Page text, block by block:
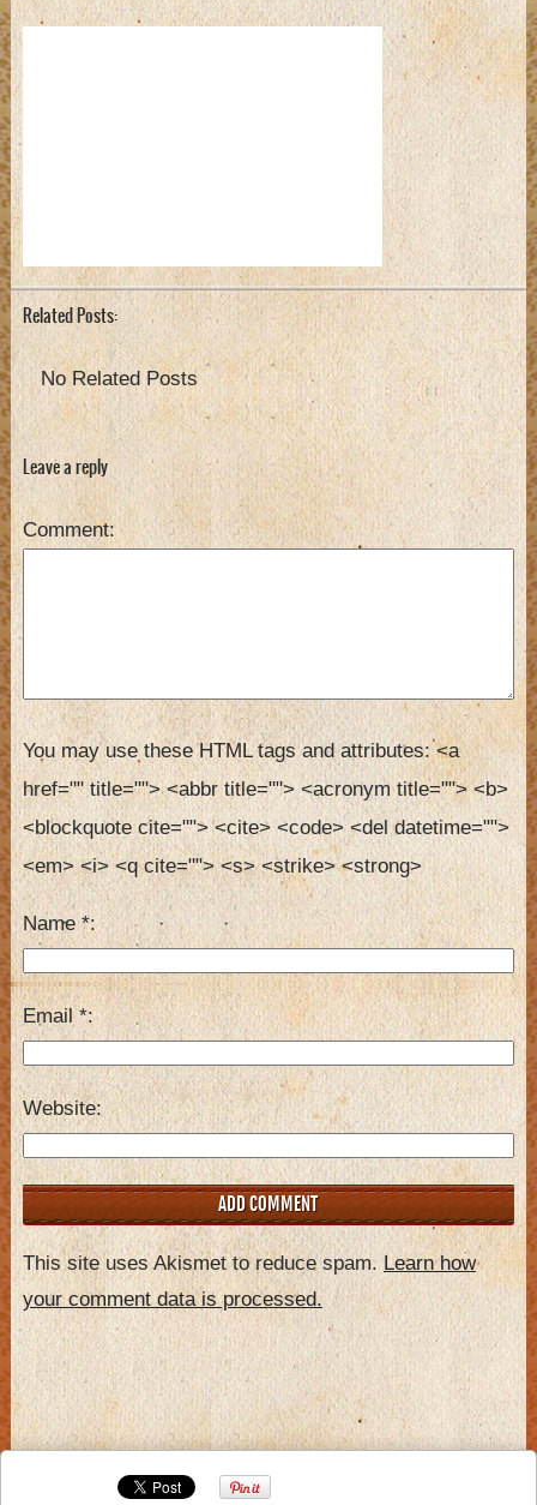
Related Posts:
No Related Posts
Leave a reply
Comment
You may use these HTML tags and attributes:<a
href="" title=""> <abbr title=""> <acronym title=""> <b>
<blockquote cite=""> <cite> <code> <del datetime="">
<em> <i> <q cite=""> <s> <strike> <strong>
Name *
Email*
Website
This site uses Akismet to reduce spam. Learn how
your comment data is processed.